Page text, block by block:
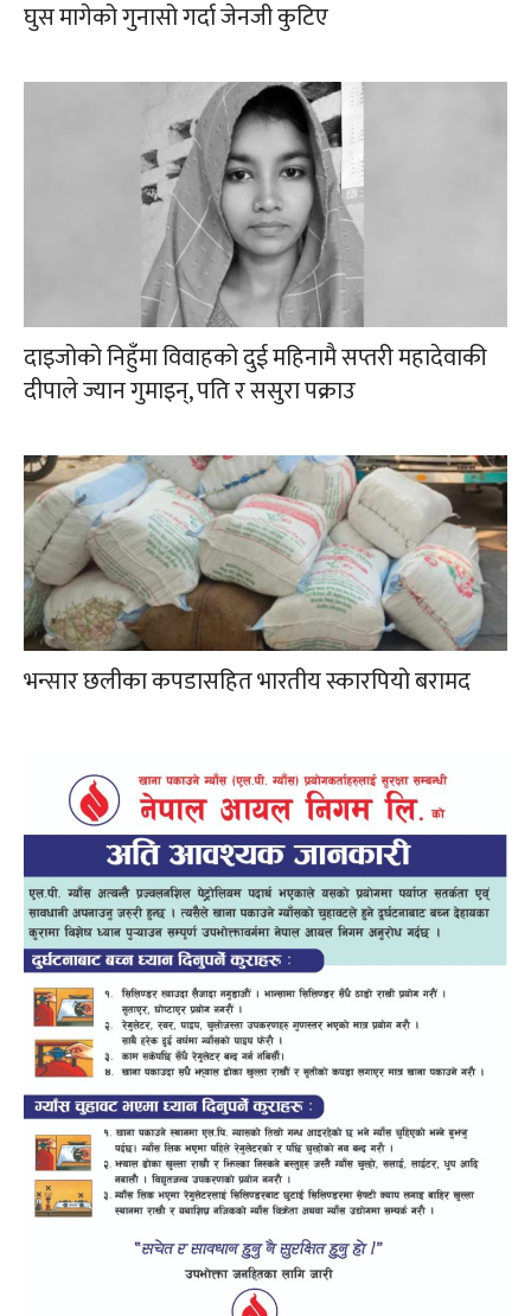
घुस मागेको गुनासो गर्दा जेनजी कुटिए
दाइजोको निहुँमा विवाहको दुई महिनामै सप्तरी महादेवाकी
दीपाले ज्यान गुमाइन्, पति र ससुरा पक्राउ
भन्सार छलीका कपडासहित भारतीय स्कारपियो बरामद